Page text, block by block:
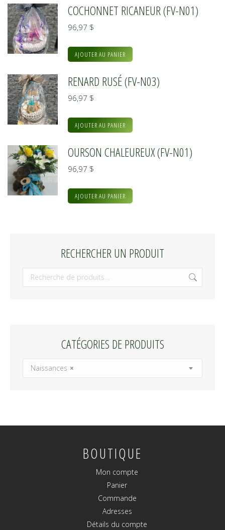
COCHONNET RICANEUR (FV-N01)
96,97 $
AJOUTER AU PANIER
RENARD RUSÉ (FV-N03)
96,97 $
AJOUTER AU PANIER
OURSON CHALEUREUX (FV-N01)
96,97 $
AJOUTER AU PANIER
RECHERCHER UN PRODUIT
CATÉGORIES DE PRODUITS
×
Naissances
BOUTIQUE
Mon compte
Panier
Commande
Adresses
Détails du compte